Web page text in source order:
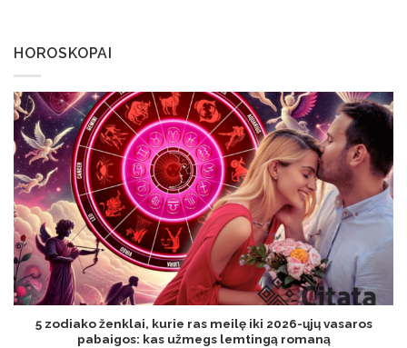
HOROSKOPAI
5 zodiako ženklai, kurie ras meilę iki 2026-ųjų vasaros
pabaigos: kas užmegs lemtingą romaną